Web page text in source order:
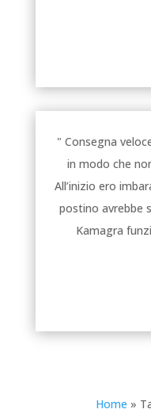
" Consegna
in modo che
All’inizio ero
postino avrebbe
Kamagra
Home »